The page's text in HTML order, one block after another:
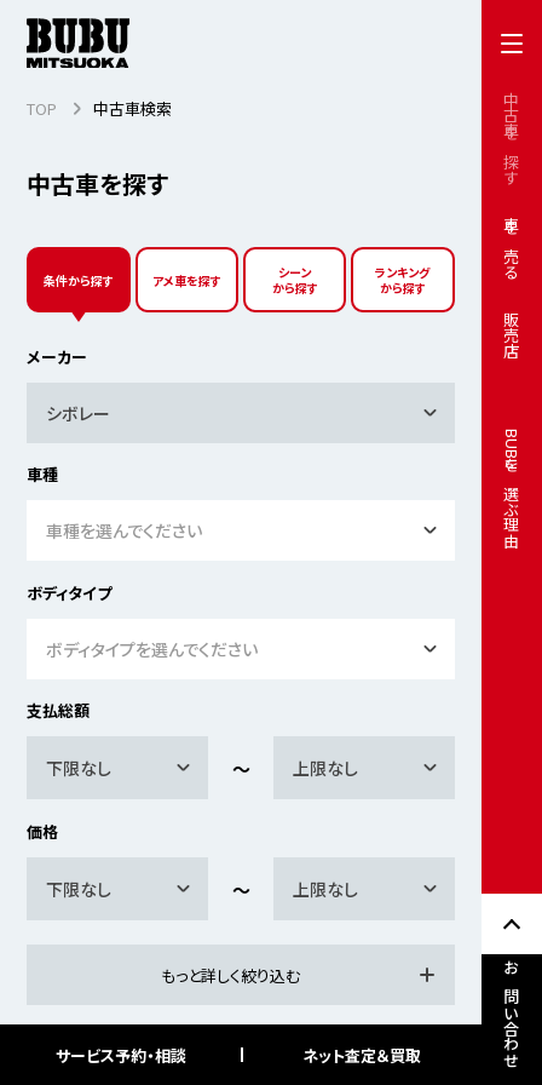
中古車を探す
車を売る
販売店
BUBUを選ぶ理由
お問い合わせ
中古車を探す
TOP 中古車検索
条件から探す アメ車を探す
シーン
から探す
ランキング
から探す
メーカー
シボレー
車種
車種を選んでください
ボディタイプ
ボディタイプを選んでください
支払総額
下限なし 上限なし
価格
下限なし 上限なし
もっと詳しく絞り込む
検索
サービス予約・相談 ネット査定＆買取